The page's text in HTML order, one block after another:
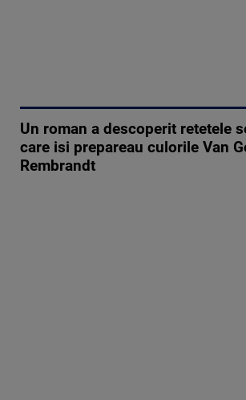
Un roman a descoperit retetele
care isi prepareau culorile Van
Rembrandt